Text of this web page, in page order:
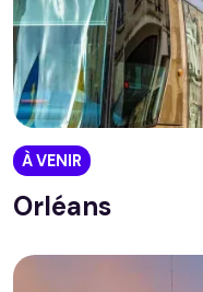
À VENIR
Orléans